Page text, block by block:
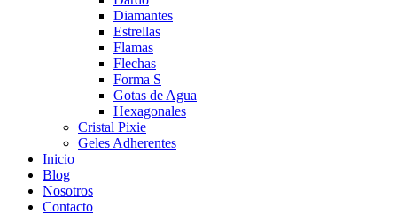
Diamantes
Estrellas
Flamas
Flechas
Forma S
Gotas de Agua
Hexagonales
Cristal Pixie
Geles Adherentes
Inicio
Blog
Nosotros
Contacto